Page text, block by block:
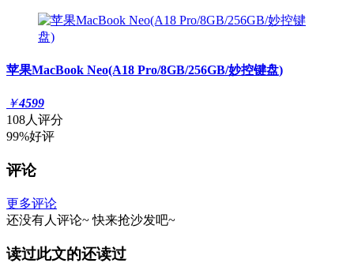
苹果MacBook Neo(A18 Pro/8GB/256GB/妙控键盘)
￥4599
108人评分
99%好评
评论
更多评论
还没有人评论~ 快来抢沙发吧~
读过此文的还读过